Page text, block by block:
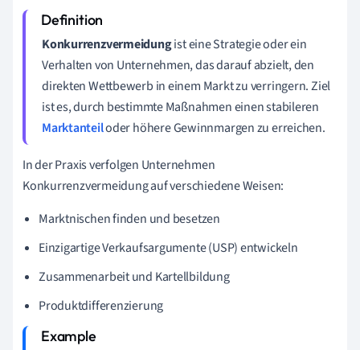
Konkurrenzvermeidungist eine Strategie oder ein
Verhalten von Unternehmen, das darauf abzielt, den
direkten Wettbewerb in einem Markt zu verringern. Ziel
ist es, durch bestimmte Maßnahmen einen stabileren
Marktanteiloder höhere Gewinnmargen zu erreichen.
In der Praxis verfolgen Unternehmen
Konkurrenzvermeidung auf verschiedene Weisen:
Marktnischen finden und besetzen
Einzigartige Verkaufsargumente (USP) entwickeln
Zusammenarbeit und Kartellbildung
Produktdifferenzierung